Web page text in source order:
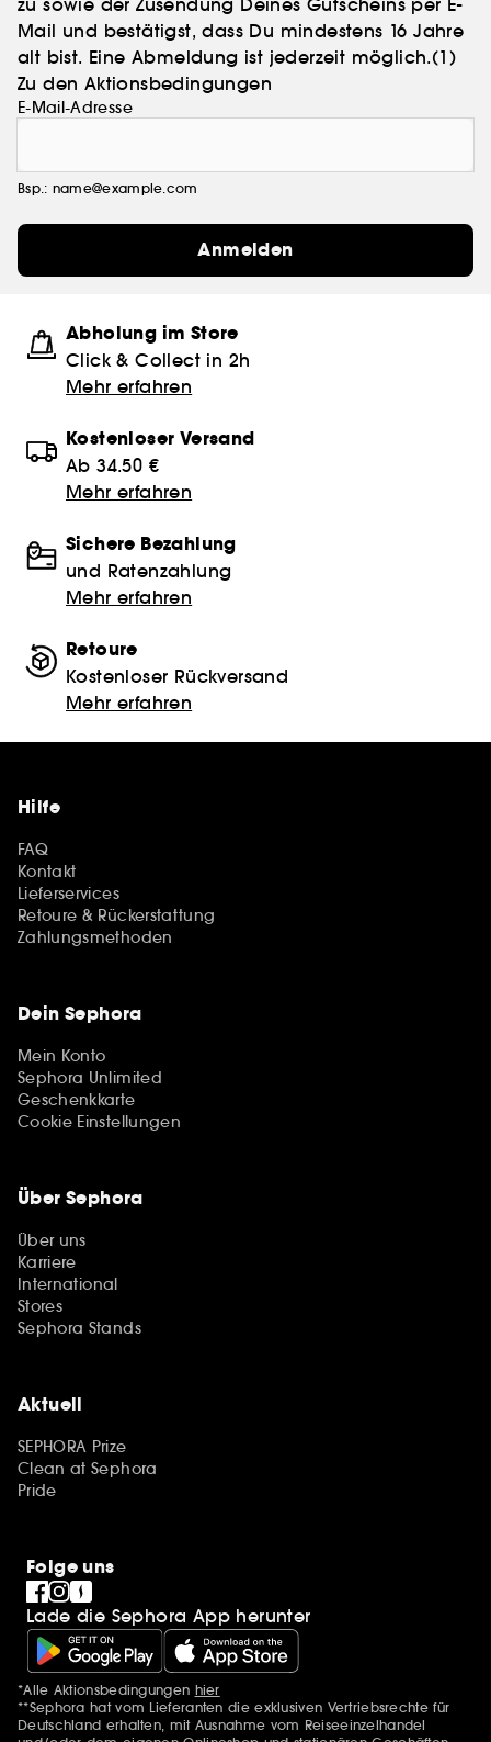
Mail und bestätigst, dass Du mindestens 16 Jahre
alt bist. Eine Abmeldung ist jederzeit möglich.(1)
Zu den Aktionsbedingungen
E-Mail-Adresse
Bsp.: name@example.com
Anmelden
Abholung im Store
Click & Collect in 2h
Mehr erfahren
Kostenloser Versand
Ab 34.50 €
Mehr erfahren
Sichere Bezahlung
und Ratenzahlung
Mehr erfahren
Retoure
Kostenloser Rückversand
Mehr erfahren
Hilfe
FAQ
Kontakt
Lieferservices
Retoure & Rückerstattung
Zahlungsmethoden
Dein Sephora
Mein Konto
Sephora Unlimited
Geschenkkarte
Cookie Einstellungen
Über Sephora
Über uns
Karriere
International
Stores
Sephora Stands
Aktuell
SEPHORA Prize
Clean at Sephora
Pride
Folge uns
Lade die Sephora App herunter
Zusätzlich Erwähnungen
*Alle Aktionsbedingungen hier
**Sephora hat vom Lieferanten die exklusiven Vertriebsrechte für
Deutschland erhalten, mit Ausnahme vom Reiseeinzelhandel